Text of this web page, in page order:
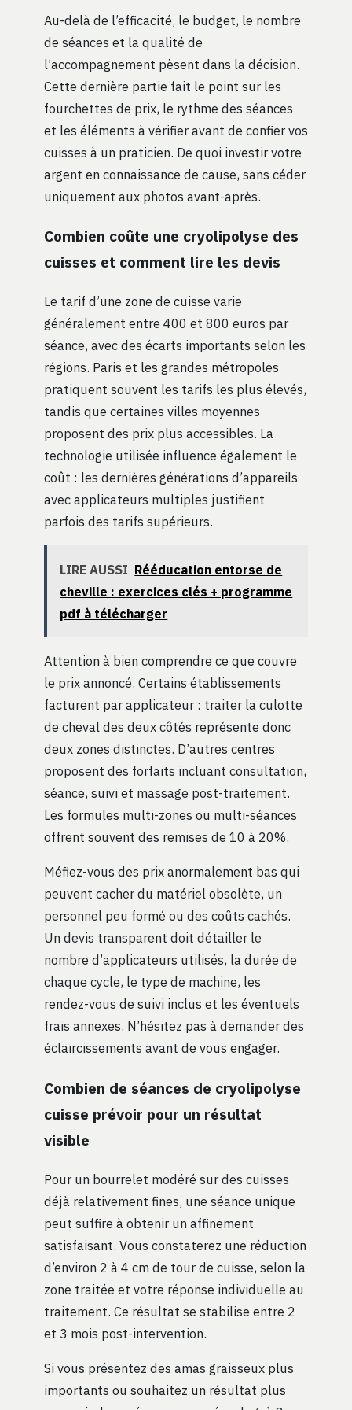
Au-delà de l’efficacité, le budget, le nombre
de séances et la qualité de
l’accompagnement pèsent dans la décision.
Cette dernière partie fait le point sur les
fourchettes de prix, le rythme des séances
et les éléments à vérifier avant de confier vos
cuisses à un praticien. De quoi investir votre
argent en connaissance de cause, sans céder
uniquement aux photos avant-après.
Combien coûte une cryolipolyse des
cuisses et comment lire les devis
Le tarif d’une zone de cuisse varie
généralement entre 400 et 800 euros par
séance, avec des écarts importants selon les
régions. Paris et les grandes métropoles
pratiquent souvent les tarifs les plus élevés,
tandis que certaines villes moyennes
proposent des prix plus accessibles. La
technologie utilisée influence également le
coût : les dernières générations d’appareils
avec applicateurs multiples justifient
parfois des tarifs supérieurs.
LIRE AUSSI Rééducation entorse de
cheville : exercices clés + programme
pdf à télécharger
Attention à bien comprendre ce que couvre
le prix annoncé. Certains établissements
facturent par applicateur : traiter la culotte
de cheval des deux côtés représente donc
deux zones distinctes. D’autres centres
proposent des forfaits incluant consultation,
séance, suivi et massage post-traitement.
Les formules multi-zones ou multi-séances
offrent souvent des remises de 10 à 20%.
Méfiez-vous des prix anormalement bas qui
peuvent cacher du matériel obsolète, un
personnel peu formé ou des coûts cachés.
Un devis transparent doit détailler le
nombre d’applicateurs utilisés, la durée de
chaque cycle, le type de machine, les
rendez-vous de suivi inclus et les éventuels
frais annexes. N’hésitez pas à demander des
éclaircissements avant de vous engager.
Combien de séances de cryolipolyse
cuisse prévoir pour un résultat
visible
Pour un bourrelet modéré sur des cuisses
déjà relativement fines, une séance unique
peut suffire à obtenir un affinement
satisfaisant. Vous constaterez une réduction
d’environ 2 à 4 cm de tour de cuisse, selon la
zone traitée et votre réponse individuelle au
traitement. Ce résultat se stabilise entre 2
et 3 mois post-intervention.
Si vous présentez des amas graisseux plus
importants ou souhaitez un résultat plus